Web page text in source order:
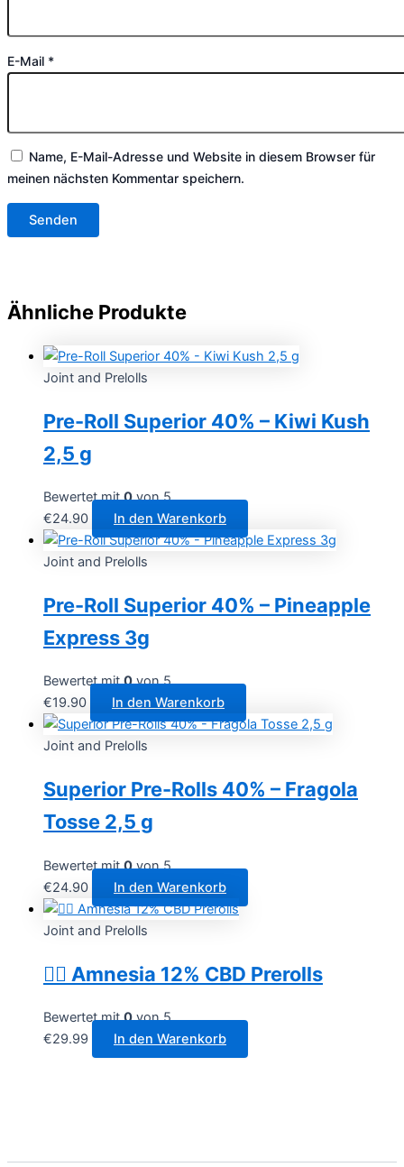
E-Mail *
Name, E-Mail-Adresse und Website in diesem Browser für
meinen nächsten Kommentar speichern.
Ähnliche Produkte
Joint and Prelolls
Pre-Roll Superior 40% – Kiwi Kush
2,5 g
Bewertet mit0von 5
€24.90 In den Warenkorb
Joint and Prelolls
Pre-Roll Superior 40% – Pineapple
Express 3g
Bewertet mit0von 5
€19.90 In den Warenkorb
Joint and Prelolls
Superior Pre-Rolls 40% – Fragola
Tosse 2,5 g
Bewertet mit0von 5
€24.90 In den Warenkorb
Joint and Prelolls
😶‍🌫️ Amnesia 12% CBD Prerolls
Bewertet mit0von 5
€29.99 In den Warenkorb